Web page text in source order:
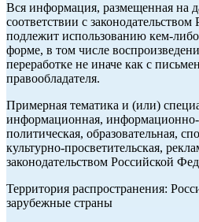
Вся информация, размещенная на
соответствии с
подлежит использованию кем-
форме, в том числе
переработке не иначе как с
правообладателя.
Примерная тематика и (или)
информационная, информационно-
политическая, образовательная,
культурно-просветительская,
законодательством Российской
Территория распространения:
зарубежные страны